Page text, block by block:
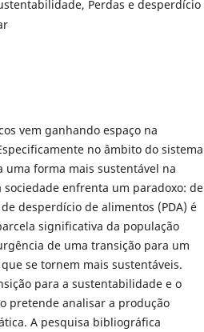
Perdas e desperdício
vem ganhando espaço na
no âmbito do sistema
forma mais sustentável na
enfrenta um paradoxo: de
desperdício de alimentos (PDA) é
significativa da população
de uma transição para um
se tornem mais sustentáveis.
para a sustentabilidade e o
pretende analisar a produção
A pesquisa bibliográfica